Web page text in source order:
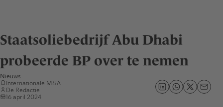
Staatsoliebedrijf Abu Dhabi
probeerde BP over te nemen
Nieuws
Internationale M&A
De Redactie
16 april 2024